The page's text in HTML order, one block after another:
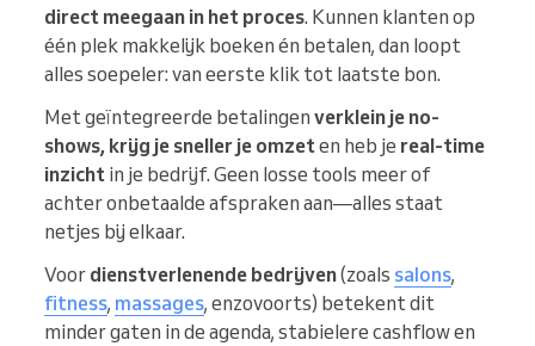
direct meegaan in het proces. Kunnen klanten op
één plek makkelijk boeken én betalen, dan loopt
alles soepeler: van eerste klik tot laatste bon.
Met geïntegreerde betalingen verklein je no-
shows, krijg je sneller je omzeten heb je real-time
inzicht in je bedrijf. Geen losse tools meer of
achter onbetaalde afspraken aan—alles staat
netjes bij elkaar.
Voor dienstverlenende bedrijven(zoals salons,
fitness, massages, enzovoorts) betekent dit
minder gaten in de agenda, stabielere cashflow en